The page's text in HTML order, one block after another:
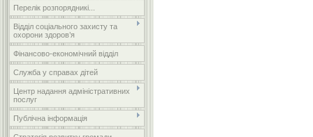
Перелік розпорядникі...
Відділ соціального захисту та
охорони здоров’я
Фінансово-економічний відділ
Служба у справах дітей
Центр надання адміністративних
послуг
Публічна інформація